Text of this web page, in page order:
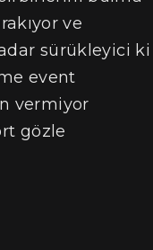
ve
sürükleyici ki
event
vermiyor
gözle